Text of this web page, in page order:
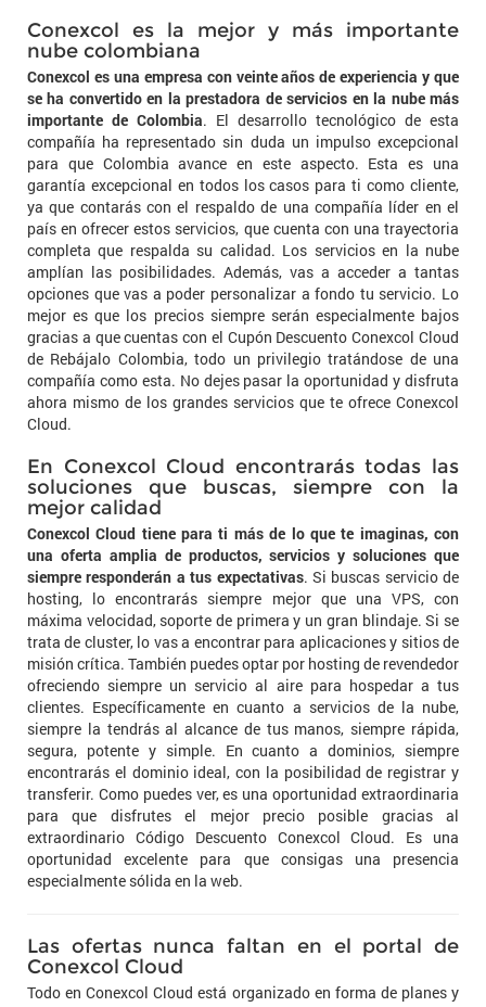
Conexcol es la mejor y más importante
nube colombiana
Conexcol es una empresa con veinte años de experiencia y que
se ha convertido en la prestadora de servicios en la nube más
importante de Colombia. El desarrollo tecnológico de esta
compañía ha representado sin duda un impulso excepcional
para que Colombia avance en este aspecto. Esta es una
garantía excepcional en todos los casos para ti como cliente,
ya que contarás con el respaldo de una compañía líder en el
país en ofrecer estos servicios, que cuenta con una trayectoria
completa que respalda su calidad. Los servicios en la nube
amplían las posibilidades. Además, vas a acceder a tantas
opciones que vas a poder personalizar a fondo tu servicio. Lo
mejor es que los precios siempre serán especialmente bajos
gracias a que cuentas con el Cupón Descuento Conexcol Cloud
de Rebájalo Colombia, todo un privilegio tratándose de una
compañía como esta. No dejes pasar la oportunidad y disfruta
ahora mismo de los grandes servicios que te ofrece Conexcol
Cloud.
En Conexcol Cloud encontrarás todas las
soluciones que buscas, siempre con la
mejor calidad
Conexcol Cloud tiene para ti más de lo que te imaginas, con
una oferta amplia de productos, servicios y soluciones que
siempre responderán a tus expectativas. Si buscas servicio de
hosting, lo encontrarás siempre mejor que una VPS, con
máxima velocidad, soporte de primera y un gran blindaje. Si se
trata de cluster, lo vas a encontrar para aplicaciones y sitios de
misión crítica. También puedes optar por hosting de revendedor
ofreciendo siempre un servicio al aire para hospedar a tus
clientes. Específicamente en cuanto a servicios de la nube,
siempre la tendrás al alcance de tus manos, siempre rápida,
segura, potente y simple. En cuanto a dominios, siempre
encontrarás el dominio ideal, con la posibilidad de registrar y
transferir. Como puedes ver, es una oportunidad extraordinaria
para que disfrutes el mejor precio posible gracias al
extraordinario Código Descuento Conexcol Cloud. Es una
oportunidad excelente para que consigas una presencia
especialmente sólida en la web.
Las ofertas nunca faltan en el portal de
Conexcol Cloud
Todo en Conexcol Cloud está organizado en forma de planes y